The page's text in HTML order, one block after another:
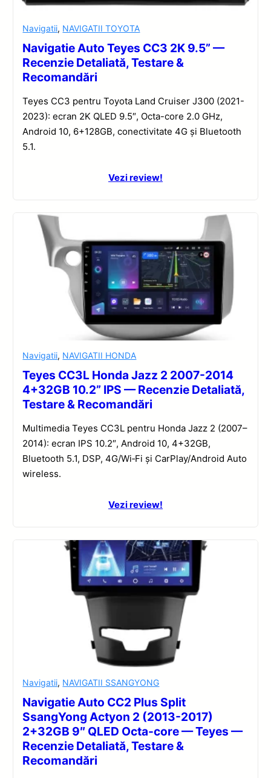
Navigatii, NAVIGATII TOYOTA
Navigatie Auto Teyes CC3 2K 9.5” —
Recenzie Detaliată, Testare &
Recomandări
Teyes CC3 pentru Toyota Land Cruiser J300 (2021-
2023): ecran 2K QLED 9.5″, Octa-core 2.0 GHz,
Android 10, 6+128GB, conectivitate 4G și Bluetooth
5.1.
Vezi review!
Navigatii, NAVIGATII HONDA
Teyes CC3L Honda Jazz 2 2007-2014
4+32GB 10.2” IPS — Recenzie Detaliată,
Testare & Recomandări
Multimedia Teyes CC3L pentru Honda Jazz 2 (2007–
2014): ecran IPS 10.2″, Android 10, 4+32GB,
Bluetooth 5.1, DSP, 4G/Wi‑Fi și CarPlay/Android Auto
wireless.
Vezi review!
Navigatii, NAVIGATII SSANGYONG
Navigatie Auto CC2 Plus Split
SsangYong Actyon 2 (2013-2017)
2+32GB 9″ QLED Octa-core — Teyes —
Recenzie Detaliată, Testare &
Recomandări